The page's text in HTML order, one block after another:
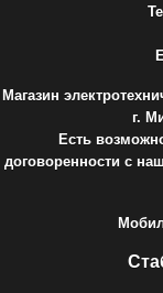
Магазин
г.
Есть
договоренности с